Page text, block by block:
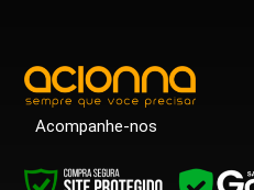
Acompanhe-nos